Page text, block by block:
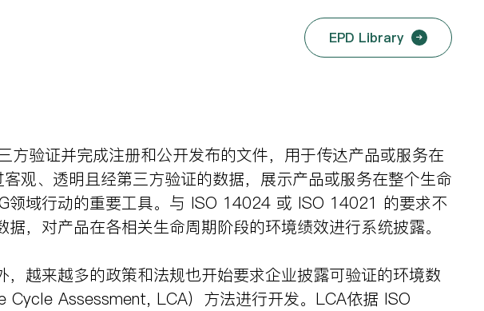
EPD Library
验证并完成注册和公开发布的文件，用于传达产品或服务在
观、透明且经第三方验证的数据，展示产品或服务在整个生命
领域行动的重要工具。与 ISO 14024 或 ISO 14021 的要求不
，对产品在各相关生命周期阶段的环境绩效进行系统披露。
越来越多的政策和法规也开始要求企业披露可验证的环境数
Assessment, LCA）方法进行开发。LCA依据 ISO